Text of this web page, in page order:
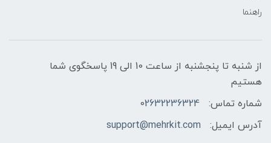
راهنما
از شنبه تا پنجشنبه از ساعت 10 الی 19 پاسخگوی شما
هستیم
شماره تماس:
02632236324
آدرس ایمیل:
support@mehrkit.com